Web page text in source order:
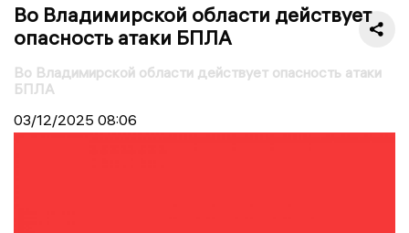
Во Владимирской области действует
опасность атаки БПЛА
Во Владимирской области действует опасность атаки
БПЛА
03/12/2025 08:06